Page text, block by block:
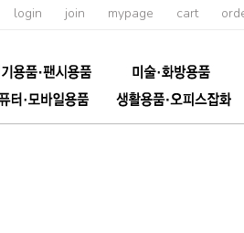
login join mypage cart